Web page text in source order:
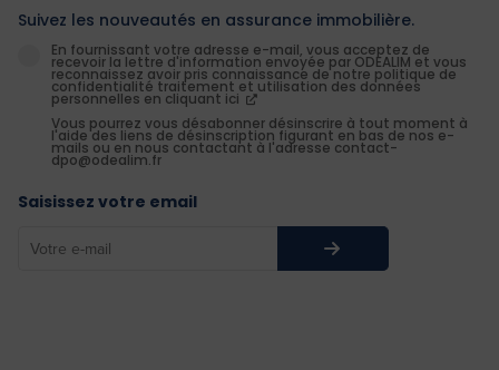
Suivez les nouveautés en assurance immobilière.
En fournissant votre adresse e-mail, vous acceptez de
recevoir la lettre d'information envoyée par ODEALIM et vous
reconnaissez avoir pris connaissance de notre politique de
confidentialité traitement et utilisation des données
personnelles en cliquant ici
Vous pourrez vous désabonner désinscrire à tout moment à
l'aide des liens de désinscription figurant en bas de nos e-
mails ou en nous contactant à l'adresse contact-
dpo@odealim.fr
Saisissez votre email